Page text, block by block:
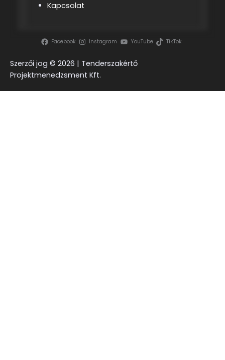
Kapcsolat
Facebook Instagram YouTube TikTok
Szerzői jog © 2026 | Tenderszakértő
Projektmenedzsment Kft.